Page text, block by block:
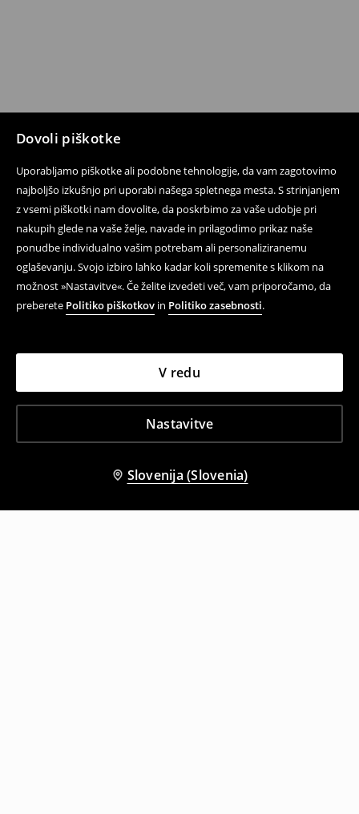
Dovoli piškotke
Uporabljamo piškotke ali podobne tehnologije, da vam zagotovimo
najboljšo izkušnjo pri uporabi našega spletnega mesta. S strinjanjem
z vsemi piškotki nam dovolite, da poskrbimo za vaše udobje pri
nakupih glede na vaše želje, navade in prilagodimo prikaz naše
ponudbe individualno vašim potrebam ali personaliziranemu
oglaševanju. Svojo izbiro lahko kadar koli spremenite s klikom na
možnost »Nastavitve«. Če želite izvedeti več, vam priporočamo, da
preberete Politiko piškotkov in Politiko zasebnosti.
Nastavitve
V redu
Slovenija (Slovenia)